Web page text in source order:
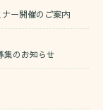
ー開催のご案内
のお知らせ